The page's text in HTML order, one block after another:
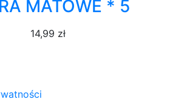
MATOWE * 5
14,99 zł